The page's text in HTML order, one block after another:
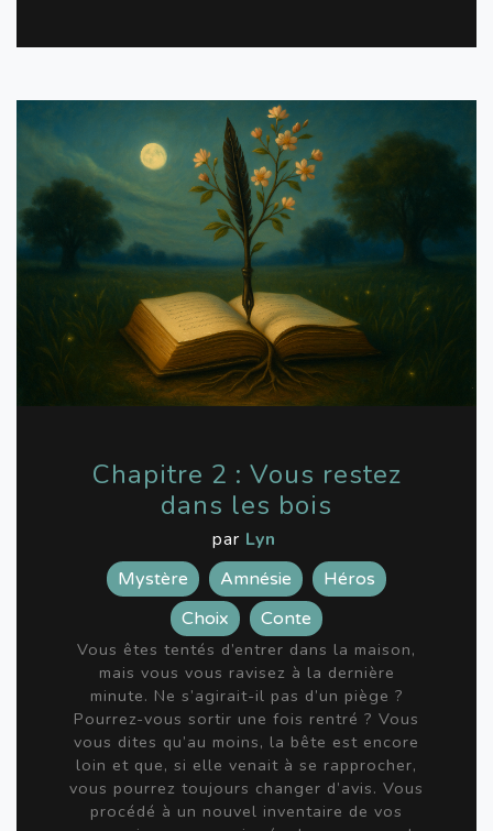
Chapitre 2 : Vous restez
dans les bois
par Lyn
Mystère Amnésie
Héros
Choix
Conte
Vous êtes tentés d’entrer dans la maison,
mais vous vous ravisez à la dernière
minute. Ne s’agirait-il pas d’un piège ?
Pourrez-vous sortir une fois rentré ? Vous
vous dites qu’au moins, la bête est encore
loin et que, si elle venait à se rapprocher,
vous pourrez toujours changer d’avis. Vous
procédé à un nouvel inventaire de vos